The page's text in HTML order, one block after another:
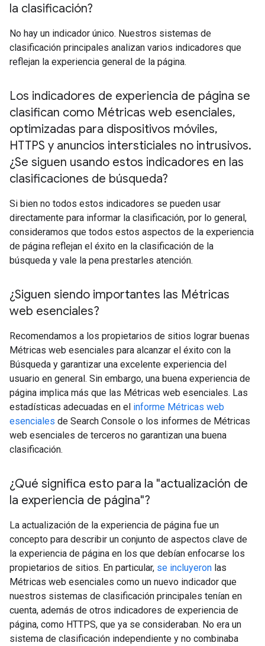
la clasificación?
No hay un indicador único. Nuestros sistemas de
clasificación principales analizan varios indicadores que
reflejan la experiencia general de la página.
Los indicadores de experiencia de página se
clasifican como Métricas web esenciales,
optimizadas para dispositivos móviles,
HTTPS y anuncios intersticiales no intrusivos.
¿Se siguen usando estos indicadores en las
clasificaciones de búsqueda?
Si bien no todos estos indicadores se pueden usar
directamente para informar la clasificación, por lo general,
consideramos que todos estos aspectos de la experiencia
de página reflejan el éxito en la clasificación de la
búsqueda y vale la pena prestarles atención.
¿Siguen siendo importantes las Métricas
web esenciales?
Recomendamos a los propietarios de sitios lograr buenas
Métricas web esenciales para alcanzar el éxito con la
Búsqueda y garantizar una excelente experiencia del
usuario en general. Sin embargo, una buena experiencia de
página implica más que las Métricas web esenciales. Las
estadísticas adecuadas en el informe Métricas web
esenciales de Search Console o los informes de Métricas
web esenciales de terceros no garantizan una buena
clasificación.
¿Qué significa esto para la "actualización de
la experiencia de página"?
La actualización de la experiencia de página fue un
concepto para describir un conjunto de aspectos clave de
la experiencia de página en los que debían enfocarse los
propietarios de sitios. En particular, se incluyeron las
Métricas web esenciales como un nuevo indicador que
nuestros sistemas de clasificación principales tenían en
cuenta, además de otros indicadores de experiencia de
página, como HTTPS, que ya se consideraban. No era un
sistema de clasificación independiente y no combinaba